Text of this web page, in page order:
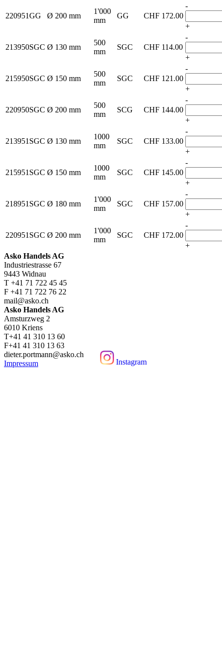
Instagram
220951GG Ø 200 mm
1'000
mm
GG CHF 172.00
-
+
213950SGC Ø 130 mm
500
mm
SGC CHF 114.00
-
+
215950SGC Ø 150 mm
500
mm
SGC CHF 121.00
-
+
220950SGC Ø 200 mm
500
mm
SCG CHF 144.00
-
+
213951SGC Ø 130 mm
1000
mm
SGC CHF 133.00
-
+
215951SGC Ø 150 mm
1000
mm
SGC CHF 145.00
-
+
218951SGC Ø 180 mm
1'000
mm
SGC CHF 157.00
-
+
220951SGC Ø 200 mm
1'000
mm
SGC CHF 172.00
-
+
Asko Handels AG
Industriestrasse 67
9443 Widnau
T +41 71 722 45 45
F +41 71 722 76 22
mail@asko.ch
Asko Handels AG
Amsturzweg 2
6010 Kriens
T+41 41 310 13 60
F+41 41 310 13 63
dieter.portmann@asko.ch
Impressum